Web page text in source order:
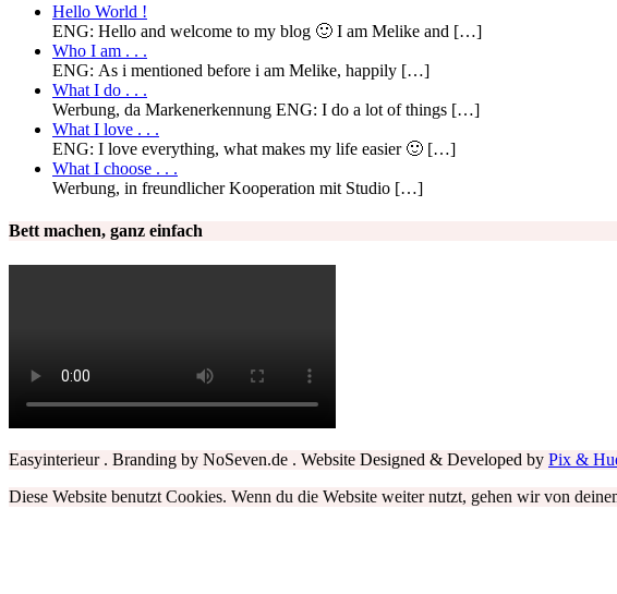
Hello World !
ENG: Hello and welcome to my blog 🙂 I am Melike and […]
Who I am . . .
ENG: As i mentioned before i am Melike, happily […]
What I do . . .
Werbung, da Markenerkennung ENG: I do a lot of things […]
What I love . . .
ENG: I love everything, what makes my life easier 🙂 […]
What I choose . . .
Werbung, in freundlicher Kooperation mit Studio […]
Bett machen, ganz einfach
Easyinterieur . Branding by NoSeven.de . Website Designed & Developed by Pix &
Diese Website benutzt Cookies. Wenn du die Website weiter nutzt, gehen wir von